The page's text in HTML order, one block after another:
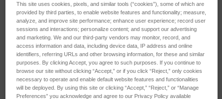
Anmeldung für Preise
SKU: 6068-0471-12
Anmeldung für Preise
This site uses cookies, pixels, and similar tools (“cookies”), some of which are
provided by third parties, to enable website features and functionality; measure,
analyze, and improve site performance; enhance user experience; record user
sessions and interactions; personalize content; and support our advertising
and marketing. We and our third-party vendors may monitor, record, and
access information and data, including device data, IP address and online
identifiers, referring URLs and other browsing information, for these and similar
purposes. By clicking Accept, you agree to such purposes. If you continue to
browse our site without clicking “Accept,” or if you click “Reject,” only cookies
necessary to operate and enable default website features and functionalities
will be deployed. By using this site or clicking “Accept,” “Reject,” or “Manage
Preferences” you acknowledge and agree to our Privacy Policy available